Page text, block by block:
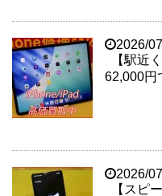
2026/
【駅近
62,000円
2026/
【スピ